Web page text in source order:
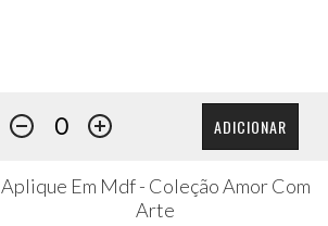
ADICIONAR
Aplique Em Mdf - Coleção Amor Com
Arte